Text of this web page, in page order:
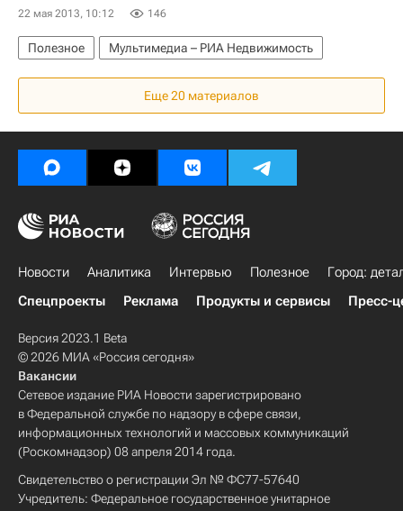
22 мая 2013, 10:12 146
Полезное Мультимедиа – РИА Недвижимость
Еще 20 материалов
Новости Аналитика Интервью Полезное
Город:
Спецпроекты
Реклама Продукты и сервисы Пресс-
Версия 2023.1 Beta
© 2026 МИА «Россия сегодня»
Вакансии
Сетевое издание РИА Новости зарегистрировано
в Федеральной службе по надзору в сфере связи,
информационных технологий и массовых коммуникаций
(Роскомнадзор) 08 апреля 2014 года.
Свидетельство о регистрации Эл № ФС77-57640
Учредитель: Федеральное государственное унитарное